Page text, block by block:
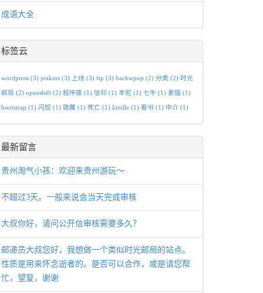
成语大全
标签云
wordpress (3) jenkins (3) 上线 (3) ftp (3) backwpup (2) 分类 (2) 时光
邮局 (2) openshift (2) 程序猿 (1) 信仰 (1) 羊驼 (1) 七牛 (1) 素描 (1)
bootstrap (1) 闪现 (1) 隐藏 (1) 死亡 (1) kindle (1) 看书 (1) 中介 (1)
最新留言
贵州淘气小孩：欢迎来贵州游玩～
不超过3天。一般来说会当天完成审核
大叔你好，请问公开信审核需要多久？
邮递员大叔您好，我想做一个类似时光邮局的站点。
性质是用来怀念逝者的。是否可以合作，或是请您帮
忙，望复，谢谢